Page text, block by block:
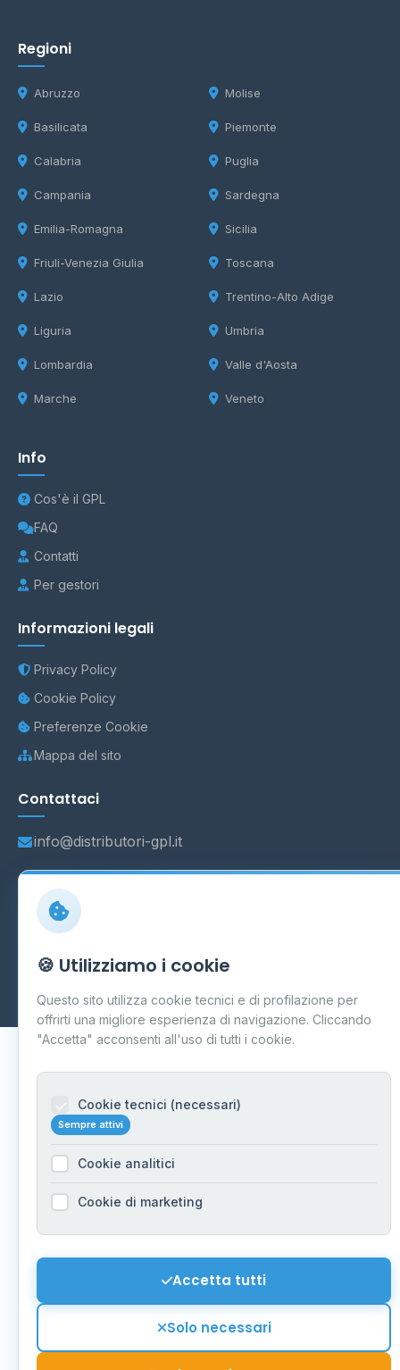
Regioni
Abruzzo
Basilicata
Calabria
Campania
Emilia-Romagna
Friuli-Venezia Giulia
Lazio
Liguria
Lombardia
Marche
Molise
Piemonte
Puglia
Sardegna
Sicilia
Toscana
Trentino-Alto Adige
Umbria
Valle d'Aosta
Veneto
Info
Cos'è il GPL
FAQ
Contatti
Per gestori
Informazioni legali
Privacy Policy
Cookie Policy
Preferenze Cookie
Mappa del sito
Contattaci
info@distributori-gpl.it
© 2026 - Distributori di GPL -
Aggiornamento quotidiano
🍪 Utilizziamo i cookie
Questo sito utilizza cookie tecnici e di profilazione per
offrirti una migliore esperienza di navigazione. Cliccando
"Accetta" acconsenti all'uso di tutti i cookie.
Cookie tecnici (necessari)
Sempre attivi
Cookie analitici
Cookie di marketing
Accetta tutti
Solo necessari